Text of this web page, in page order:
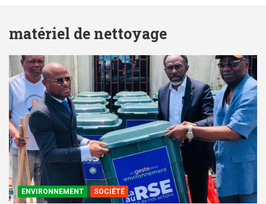
matériel de nettoyage
ENVIRONNEMENT SOCIÉTÉ